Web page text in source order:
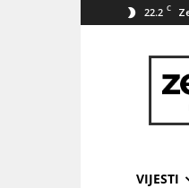
22.2 C
VIJESTI